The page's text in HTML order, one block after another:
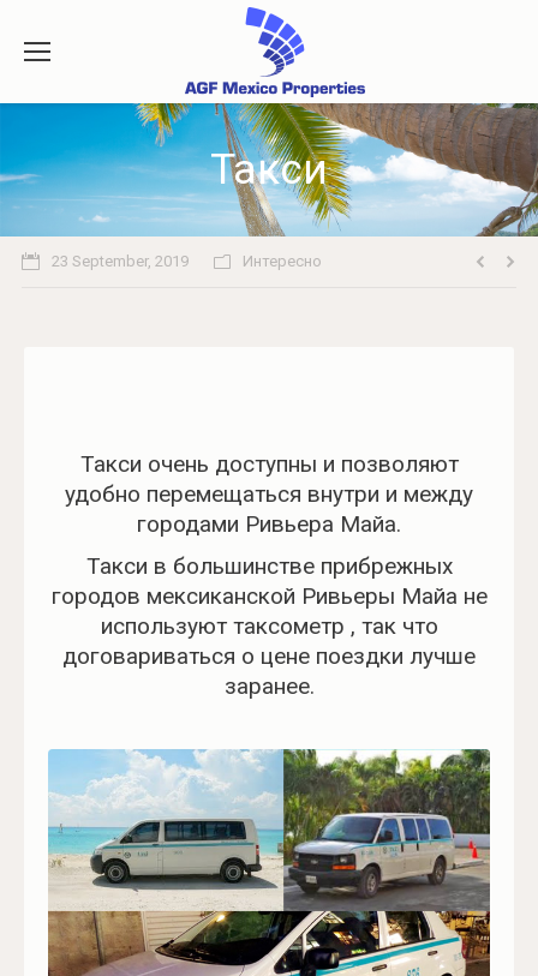
Такси
23 September, 2019 Интересно
Такси очень доступны и позволяют
удобно перемещаться внутри и между
городами Ривьера Майа.
Такси в большинстве прибрежных
городов мексиканской Ривьеры Майа не
используют таксометр , так что
договариваться о цене поездки лучше
заранее.